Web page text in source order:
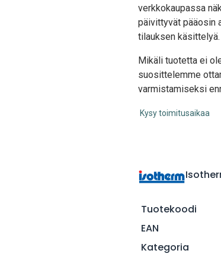
verkkokaupassa
päivittyvät pääosin
tilauksen käsittelyä.
Mikäli tuotetta ei
suosittelemme
varmistamiseksi
Kysy toimitusaikaa
Tuotekoodi
EAN
Kategoria